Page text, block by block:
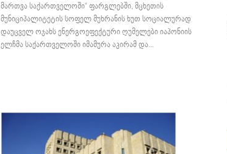
მართვა საქართველოში“ ფარგლებში, მცხეთის
მუნიციპალიტეტის სოფელ მუხრანის ხუთ სოციალურად
დაუცველ ოჯახს ენერგოეფექტური ღუმელები იაპონიის
ელჩმა საქართველოში იმამურა აკირამ და...